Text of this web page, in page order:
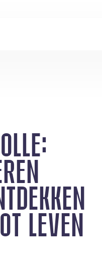
LEVEN